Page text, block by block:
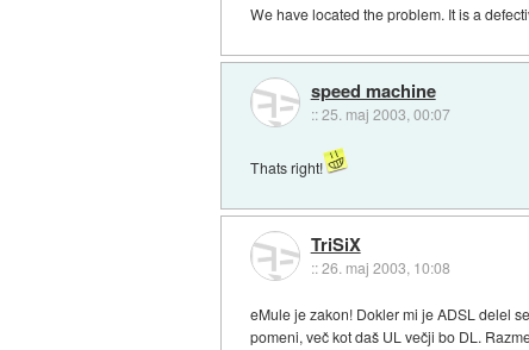
We have located the problem. It is a
speed machine
::25. maj 2003, 00:07
Thats right!
TriSiX
::26. maj 2003, 10:08
eMule je zakon! Dokler mi je ADSL delel
pomeni, več kot daš UL večji bo DL.